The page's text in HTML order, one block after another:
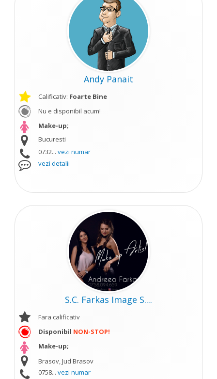
Andy Panait
Calificativ: Foarte Bine
Nu e disponibil acum!
Make-up;
Bucuresti
0732... vezi numar
vezi detalii
S.C. Farkas Image S....
Fara calificativ
Disponibil NON-STOP!
Make-up;
Brasov, Jud Brasov
0758... vezi numar